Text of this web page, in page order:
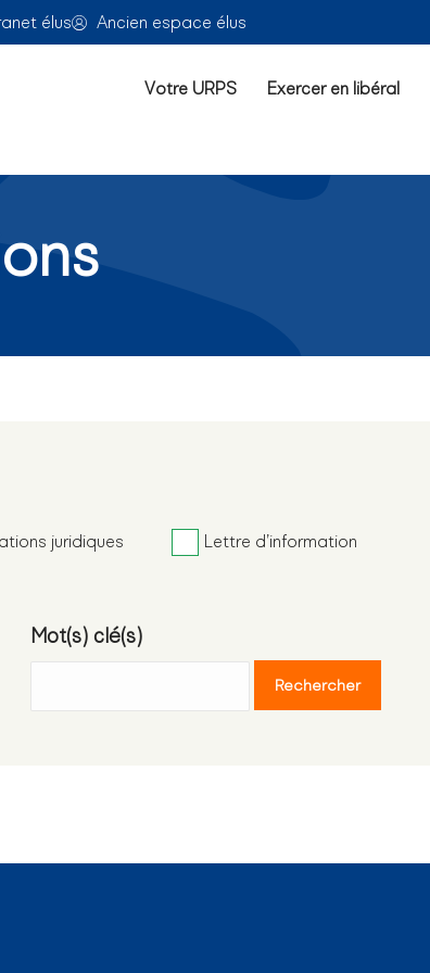
élus Ancien espace élus
Votre URPS Exercer en libéral
juridiques Lettre d’information
Mot(s) clé(s)